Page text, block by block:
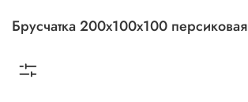
Брусчатка 200х100х100 персиковая